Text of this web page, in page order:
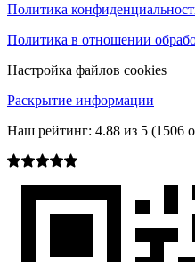
Политика
Политика в отношении
Настройка файлов cookies
Раскрытие информации
Наш рейтинг: 4.88 из 5 (1506